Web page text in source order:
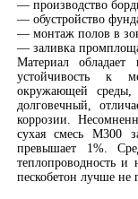
— производство
— обустройство
— монтаж полов в
— заливка
Материал обладает
устойчивость к
окружающей
долговечный,
коррозии.
сухая смесь М300
превышает 1%.
теплопроводность и
пескобетон лучше не